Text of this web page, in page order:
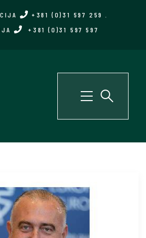
+381 (0)31 597 259
+381 (0)31 597 597